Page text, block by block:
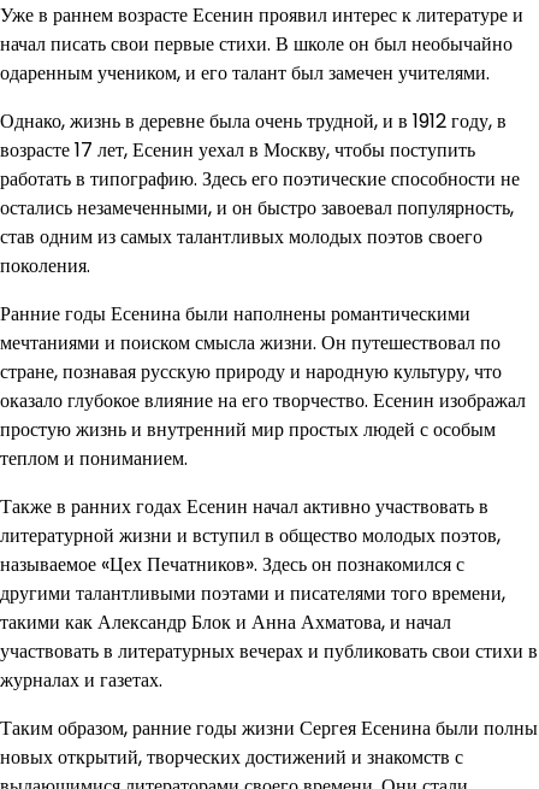
Уже в раннем возрасте Есенин проявил интерес к литературе и
начал писать свои первые стихи. В школе он был необычайно
одаренным учеником, и его талант был замечен учителями.
Однако, жизнь в деревне была очень трудной, и в 1912 году, в
возрасте 17 лет, Есенин уехал в Москву, чтобы поступить
работать в типографию. Здесь его поэтические способности не
остались незамеченными, и он быстро завоевал популярность,
став одним из самых талантливых молодых поэтов своего
поколения.
Ранние годы Есенина были наполнены романтическими
мечтаниями и поиском смысла жизни. Он путешествовал по
стране, познавая русскую природу и народную культуру, что
оказало глубокое влияние на его творчество. Есенин изображал
простую жизнь и внутренний мир простых людей с особым
теплом и пониманием.
Также в ранних годах Есенин начал активно участвовать в
литературной жизни и вступил в общество молодых поэтов,
называемое «Цех Печатников». Здесь он познакомился с
другими талантливыми поэтами и писателями того времени,
такими как Александр Блок и Анна Ахматова, и начал
участвовать в литературных вечерах и публиковать свои стихи в
журналах и газетах.
Таким образом, ранние годы жизни Сергея Есенина были полны
новых открытий, творческих достижений и знакомств с